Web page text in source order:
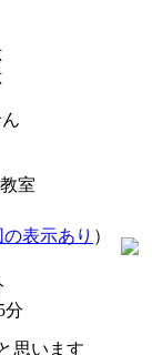
室
表示あり ）
分
思います